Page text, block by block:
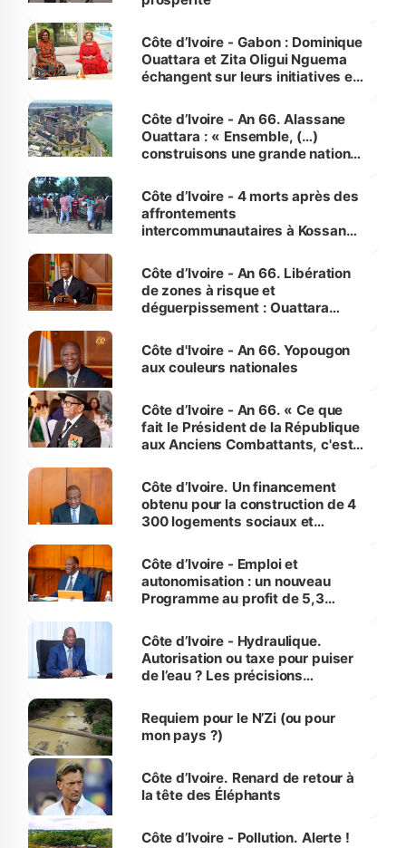
Côte d’Ivoire - Gabon : Dominique
Ouattara et Zita Oligui Nguema
échangent sur leurs initiatives en
enfants
Côte d’Ivoire - An 66. Alassane
Ouattara : « Ensemble, (…)
construisons une grande nation
générations futures »
Côte d’Ivoire - 4 morts après des
affrontements
intercommunautaires à Kossandji
milieu des sinistrés
Côte d’Ivoire - An 66. Libération
de zones à risque et
déguerpissement : Ouattara
l'Etat de droit pour préserver les
vies humaines »
Côte d'Ivoire - An 66. Yopougon
aux couleurs nationales
Côte d’Ivoire - An 66. « Ce que
fait le Président de la République
aux Anciens Combattants, c'est
Côte d’Ivoire. Un financement
obtenu pour la construction de 4
300 logements sociaux et
et Yamoussoukro
Côte d’Ivoire - Emploi et
autonomisation : un nouveau
Programme au profit de 5,3
Côte d’Ivoire - Hydraulique.
Autorisation ou taxe pour puiser
de l’eau ? Les précisions
Requiem pour le N’Zi (ou pour
mon pays ?)
Côte d’Ivoire. Renard de retour à
la tête des Éléphants
Côte d’Ivoire - Pollution. Alerte !